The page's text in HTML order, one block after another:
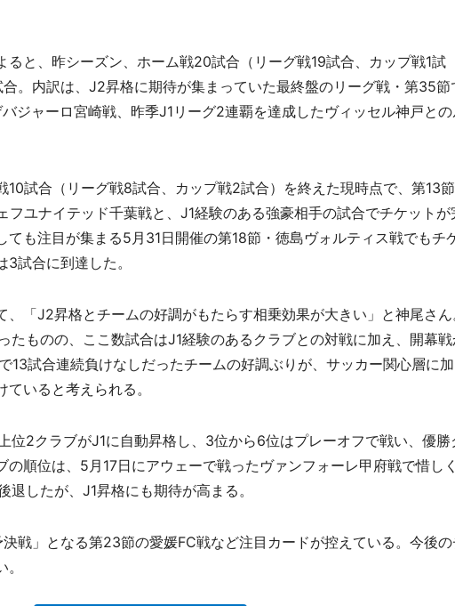
と、昨シーズン、ホーム戦20試合（リーグ戦19試合、カップ戦1試
。内訳は、J2昇格に期待が集まっていた最終盤のリーグ戦・第35節
ジャーロ宮崎戦、昨季J1リーグ2連覇を達成したヴィッセル神戸との
試合（リーグ戦8試合、カップ戦2試合）を終えた現時点で、第13
フユナイテッド千葉戦と、J1経験のある強豪相手の試合でチケットが
ても注目が集まる5月31日開催の第18節・徳島ヴォルティス戦でもチ
試合に到達した。
「J2昇格とチームの好調がもたらす相乗効果が大きい」と神尾さん
たものの、ここ数試合はJ1経験のあるクラブとの対戦に加え、開幕戦
13試合連続負けなしだったチームの好調ぶりが、サッカー関心層に加
いると考えられる。
2クラブがJ1に自動昇格し、3位から6位はプレーオフで戦い、優勝
の順位は、5月17日にアウェーで戦ったヴァンフォーレ甲府戦で惜しく
退したが、J1昇格にも期待が高まる。
戦」となる第23節の愛媛FC戦など注目カードが控えている。今後の